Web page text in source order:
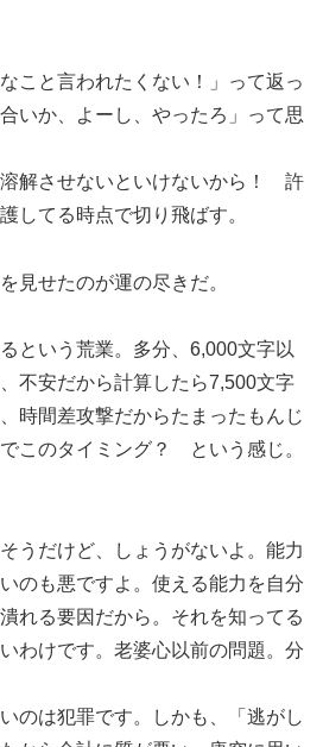
こと言われたくない！」って返っ
いか、よーし、やったろ」って思
解させないといけないから！ 許
してる時点で切り飛ばす。
見せたのが運の尽きだ。
という荒業。多分、6,000文字以
不安だから計算したら7,500文字
時間差攻撃だからたまったもんじ
このタイミング？ という感じ。
うだけど、しょうがないよ。能力
のも悪ですよ。使える能力を自分
れる要因だから。それを知ってる
わけです。老婆心以前の問題。分
のは犯罪です。しかも、「逃がし